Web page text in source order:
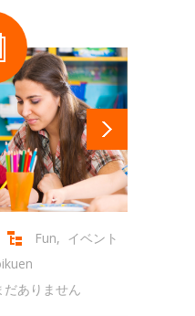
Fun, イベント
だありません